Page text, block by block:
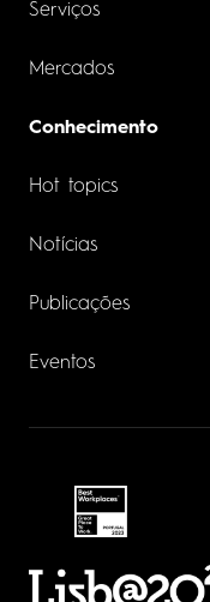
Serviços
Mercados
Conhecimento
Hot topics
Notícias
Publicações
Eventos